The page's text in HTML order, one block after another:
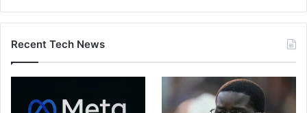
Recent Tech News